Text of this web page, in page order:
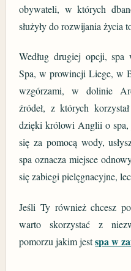
obywateli, w których
służyły do rozwijania życia
Według drugiej opcji, spa
Spa, w prowincji Liege, w
wzgórzami, w dolinie
źródeł, z których
dzięki królowi Anglii o
się za pomocą wody,
spa oznacza miejsce
się zabiegi pielęgnacyjne,
Jeśli Ty również chcesz
warto skorzystać z
pomorzu jakim jestspa w